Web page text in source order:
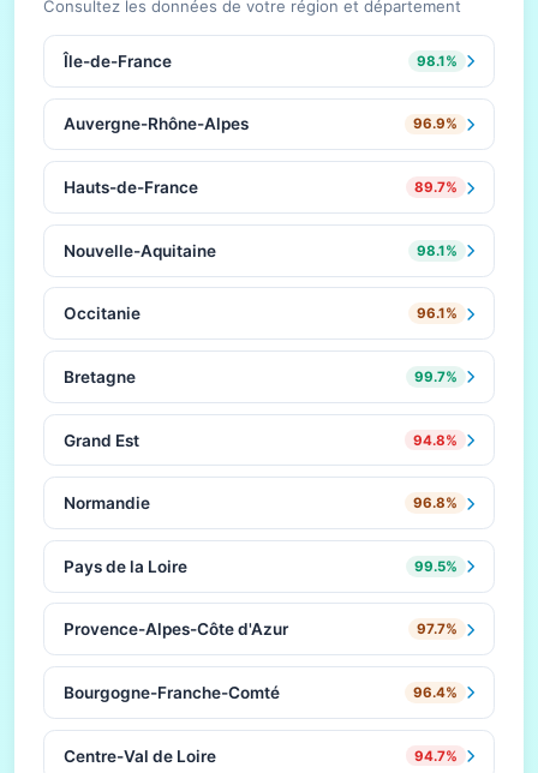
Consultez les données de votre région et département
Île-de-France 98.1%
Auvergne-Rhône-Alpes 96.9%
Hauts-de-France 89.7%
Nouvelle-Aquitaine 98.1%
Occitanie 96.1%
Bretagne 99.7%
Grand Est 94.8%
Normandie 96.8%
Pays de la Loire 99.5%
Provence-Alpes-Côte d'Azur 97.7%
Bourgogne-Franche-Comté 96.4%
Centre-Val de Loire 94.7%